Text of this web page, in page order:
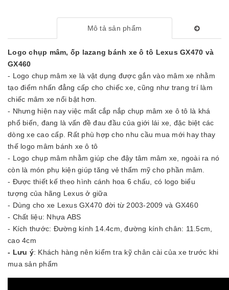
Mô tả sản phẩm
Logo chụp mâm, ốp lazang bánh xe ô tô Lexus GX470 và
GX460
- Logo chụp mâm xe là vật dụng được gắn vào mâm xe nhằm
tạo điểm nhấn đẳng cấp cho chiếc xe, cũng như trang trí làm
chiếc mâm xe nổi bật hơn.
- Nhưng hiện nay việc mất cắp nắp chụp mâm xe ô tô là khá
phổ biến, đang là vấn đề đau đầu của giới lái xe, đặc biệt các
dòng xe cao cấp. Rất phù hợp cho nhu cầu mua mới hay thay
thế logo mâm bánh xe ô tô
- Logo chụp mâm nhằm giúp che đậy tâm mâm xe, ngoài ra nó
còn là món phụ kiện giúp tăng vẻ thẩm mỹ cho phần mâm.
- Được thiết kế theo hình cánh hoa 6 chấu, có logo biểu
tượng của hãng Lexus ở giữa
- Dùng cho xe Lexus GX470 đời từ 2003-2009 và GX460
- Chất liệu: Nhựa ABS
- Kích thước: Đường kính 14.4cm, đường kính chân: 11.5cm,
cao 4cm
- Lưu ý: Khách hàng nên kiểm tra kỹ chân cài của xe trước khi
mua sản phẩm